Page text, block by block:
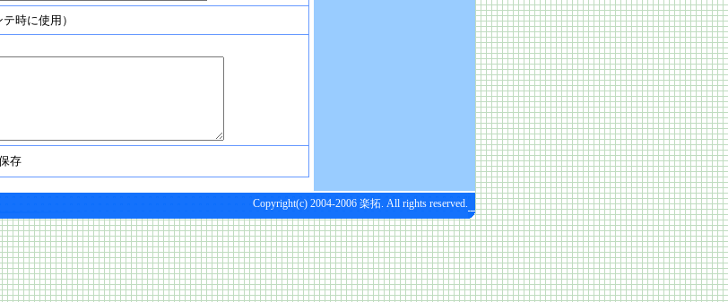
時に使用）
存
Copyright(c) 2004-2006 楽拓. All rights reserved.